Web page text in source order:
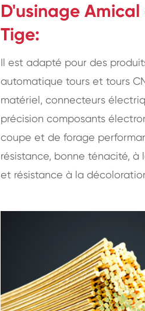
D'usinage
Tige:
Il est adapté pour des
automatique tours et tours
matériel, connecteurs
précision composants
coupe et de forage
résistance, bonne ténacité, à
et résistance à la